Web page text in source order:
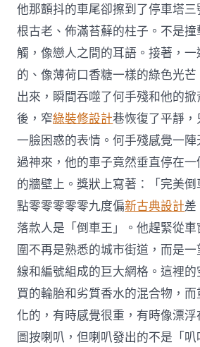
他那顫抖的車尾卻擦到了停車塔
根古老、佈滿苔蘚的柱子。不是
觸，像戀人之間的耳語。接著，一
的、像薄荷口香糖一樣的綠色光
出來，瞬間吞噬了何手殘和他的
後，窄綠裝修設計巷恢復了平靜
一臉困惑的表情。何手殘感覺一
過神來，他的車子竟然垂直停在
的牆壁上。獎狀上寫著：「完美
點零零零零零九度偏新古典設計差
落款人是「倒車王」。他趕緊從
圍不再是熟悉的城市街道，而是
線和編號組成的巨大網格。這裡
買的輪胎和劣質香水的混合物，
化的，有時感覺很重，有時像漂
圖按喇叭，但喇叭發出的不是「叭